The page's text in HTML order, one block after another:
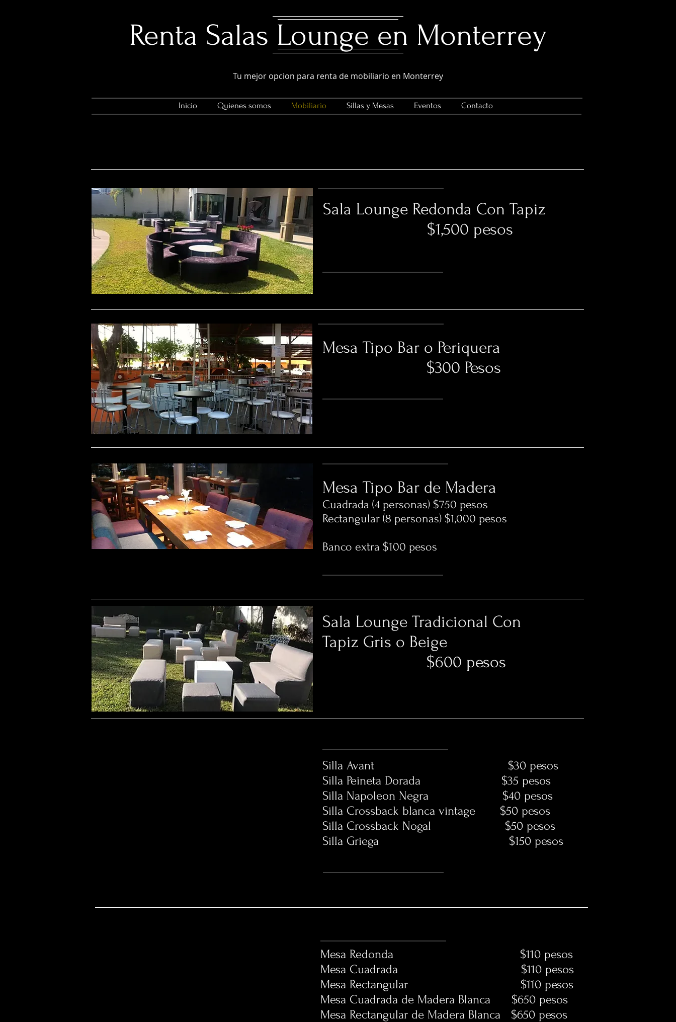
​Renta Salas Lounge en Monterrey
Tu mejor opcion para renta de mobiliario en Monterrey
Inicio Quienes somos Mobiliario Sillas y Mesas Eventos Contacto
Sala Lounge Redonda Con Tapiz
$1,500 pesos
Mesa Tipo Bar o Periquera
$300 Pesos
Mesa Tipo Bar de Madera
Cuadrada (4 personas) $750 pesos
Rectangular (8 personas) $1,000 pesos
Banco extra $100 pesos
Sala Lounge Tradicional Con
Tapiz Gris o Beige
$600 pesos
Silla Avant $30 pesos
Silla Peineta Dorada $35 pesos
Silla Napoleon Negra $40 pesos
Silla Crossback blanca vintage $50 pesos
Silla Crossback Nogal $50 pesos
Silla Griega $150 pesos
Mesa Redonda $110 pesos
Mesa Cuadrada $110 pesos
Mesa Rectangular $110 pesos
Mesa Cuadrada de Madera Blanca $650 pesos
Mesa Rectangular de Madera Blanca $650 pesos